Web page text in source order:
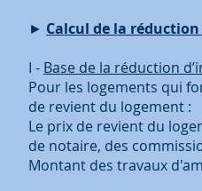
► Calcul de la réduction
I - Base de la réduction
Pour les logements qui
de revient du logement :
Le prix de revient du
de notaire, des
Montant des travaux